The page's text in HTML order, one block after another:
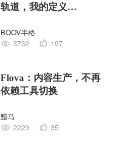
轨道，我的定义
对
BOOV半格
3732
197
Flova：内容生产，不再
依赖工具切换
黯马
2229
35